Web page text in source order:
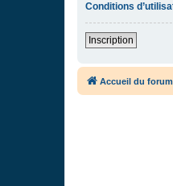
Conditions
Inscription
Accueil du forum